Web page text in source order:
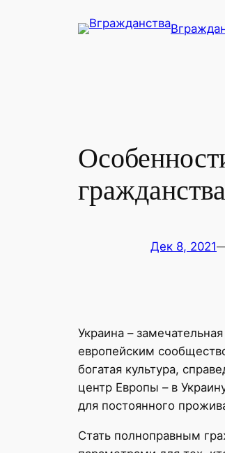
гражданства
Дек 8, 2021
Украина –
европейским
богатая культура,
центр Европы – в
для постоянного
Стать полноправным